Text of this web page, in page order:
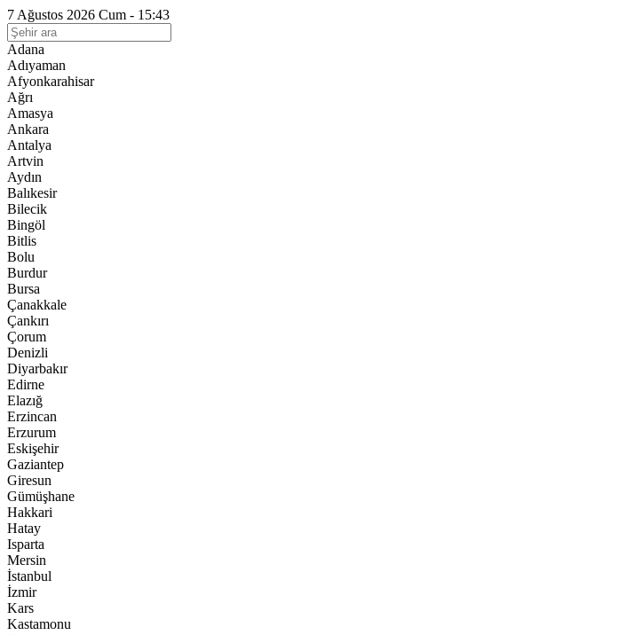
7 Ağustos 2026 Cum - 15:43
Adana
Adıyaman
Afyonkarahisar
Ağrı
Amasya
Ankara
Antalya
Artvin
Aydın
Balıkesir
Bilecik
Bingöl
Bitlis
Bolu
Burdur
Bursa
Çanakkale
Çankırı
Çorum
Denizli
Diyarbakır
Edirne
Elazığ
Erzincan
Erzurum
Eskişehir
Gaziantep
Giresun
Gümüşhane
Hakkari
Hatay
Isparta
Mersin
İstanbul
İzmir
Kars
Kastamonu